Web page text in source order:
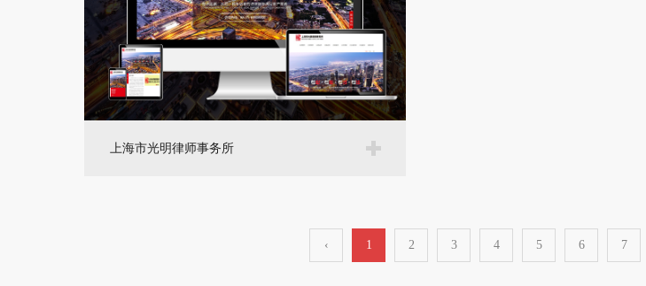
上海市光明律师事务所
‹ 1 2 3 4 5 6 7